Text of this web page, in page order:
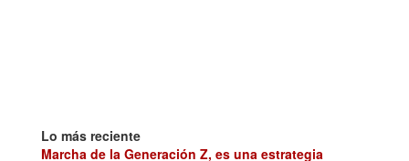
Lo más reciente
Marcha de la Generación Z, es una estrategia